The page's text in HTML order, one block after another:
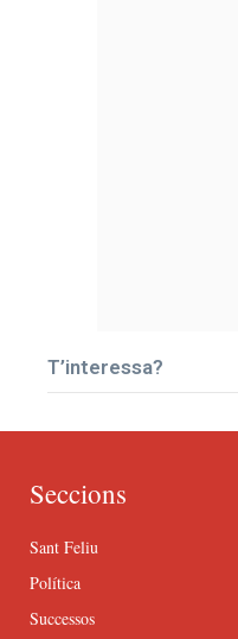
T’interessa?
Seccions
Sant Feliu
Política
Successos